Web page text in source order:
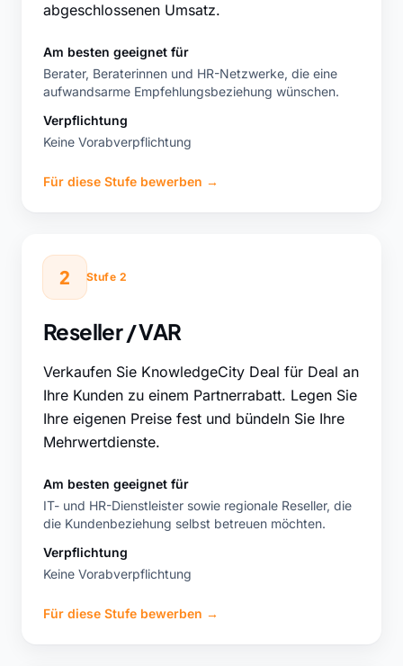
abgeschlossenen Umsatz.
Am besten geeignet für
Berater, Beraterinnen und HR-Netzwerke, die eine
aufwandsarme Empfehlungsbeziehung wünschen.
Verpflichtung
Keine Vorabverpflichtung
Für diese Stufe bewerben →
2 Stufe 2
Reseller / VAR
Verkaufen Sie KnowledgeCity Deal für Deal an
Ihre Kunden zu einem Partnerrabatt. Legen Sie
Ihre eigenen Preise fest und bündeln Sie Ihre
Mehrwertdienste.
Am besten geeignet für
IT- und HR-Dienstleister sowie regionale Reseller, die
die Kundenbeziehung selbst betreuen möchten.
Verpflichtung
Keine Vorabverpflichtung
Für diese Stufe bewerben →